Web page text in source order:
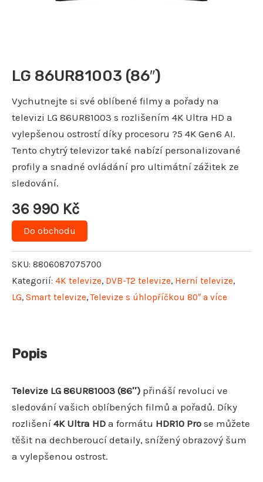
LG 86UR81003 (86″)
Vychutnejte si své oblíbené filmy a pořady na
televizi LG 86UR81003 s rozlišením 4K Ultra HD a
vylepšenou ostrostí díky procesoru ?5 4K Gen6 AI.
Tento chytrý televizor také nabízí personalizované
profily a snadné ovládání pro ultimátní zážitek ze
sledování.
36 990 Kč
Do obchodu
SKU: 8806087075700
Kategorií: 4K televize, DVB-T2 televize, Herní televize,
LG, Smart televize,Televize s úhlopříčkou 80″ a více
Popis
Televize LG 86UR81003 (86″) přináší revoluci ve
sledování vašich oblíbených filmů a pořadů. Díky
rozlišení 4K Ultra HD a formátu HDR10 Pro se můžete
těšit na dechberoucí detaily, snížený obrazový šum
a vylepšenou ostrost.